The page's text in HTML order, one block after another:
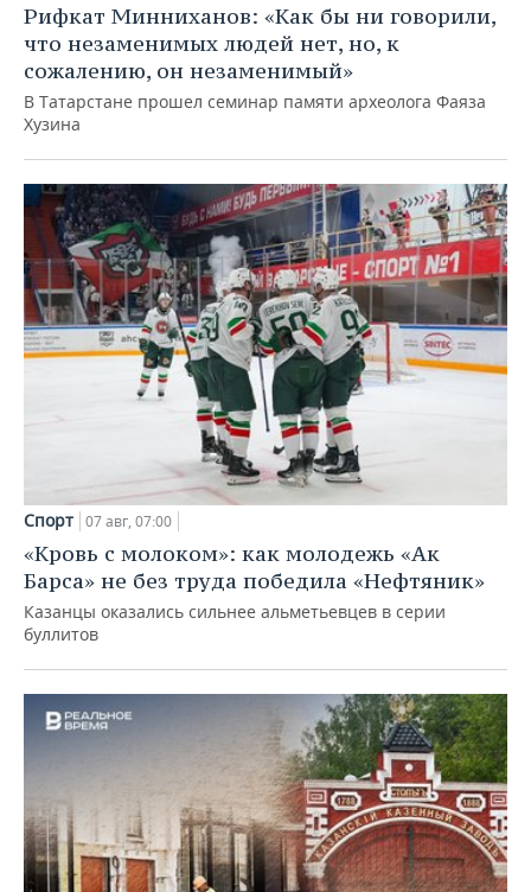
Рифкат Минниханов: «Как бы ни говорили,
что незаменимых людей нет, но, к
сожалению, он незаменимый»
В Татарстане прошел семинар памяти археолога Фаяза
Хузина
Спорт 07 авг, 07:00
«Кровь с молоком»: как молодежь «Ак
Барса» не без труда победила «Нефтяник»
Казанцы оказались сильнее альметьевцев в серии
буллитов